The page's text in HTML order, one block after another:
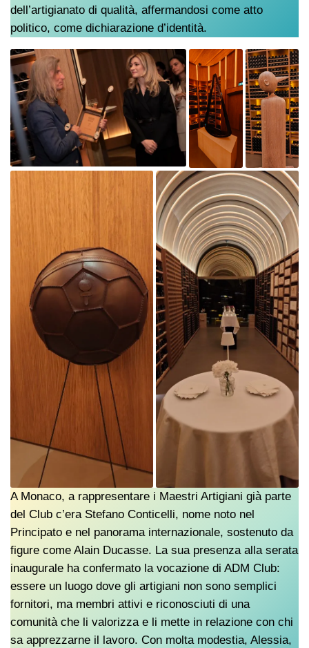
dell’artigianato di qualità, affermandosi come atto
politico, come dichiarazione d’identità.
A Monaco, a rappresentare i Maestri Artigiani già parte
del Club c’era Stefano Conticelli, nome noto nel
Principato e nel panorama internazionale, sostenuto da
figure come Alain Ducasse. La sua presenza alla serata
inaugurale ha confermato la vocazione di ADM Club:
essere un luogo dove gli artigiani non sono semplici
fornitori, ma membri attivi e riconosciuti di una
comunità che li valorizza e li mette in relazione con chi
sa apprezzarne il lavoro. Con molta modestia, Alessia,